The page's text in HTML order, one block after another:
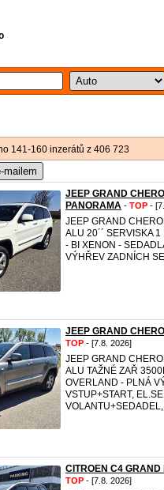
141-160 inzerátů z 406 723
mailem
JEEP GRAND
PANORAMA - TOP -
JEEP GRAND
ALU 20´´ SERVISKA
- BI XENON -
VÝHŘEV ZADNÍCH
JEEP GRAND
TOP - [7.8. 2026]
JEEP GRAND
ALU TAŽNÉ ZAŘ
OVERLAND - PLNÁ
VSTUP+START,
CITROEN C4
TOP - [7.8. 2026]